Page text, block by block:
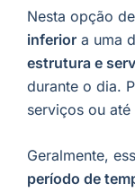
Nesta opção de
inferior a uma
estrutura e
durante o dia.
serviços ou
Geralmente,
período de